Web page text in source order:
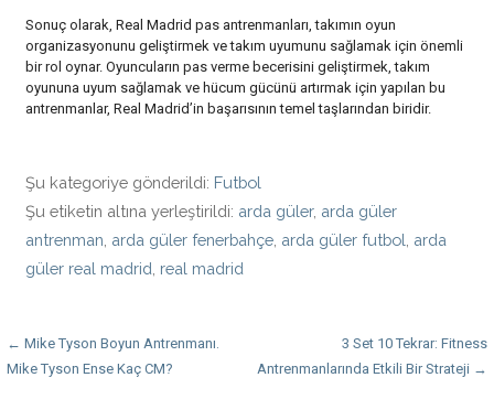
Sonuç olarak, Real Madrid pas antrenmanları, takımın oyun
organizasyonunu geliştirmek ve takım uyumunu sağlamak için önemli
bir rol oynar. Oyuncuların pas verme becerisini geliştirmek, takım
oyununa uyum sağlamak ve hücum gücünü artırmak için yapılan bu
antrenmanlar, Real Madrid’in başarısının temel taşlarından biridir.
Şu kategoriye gönderildi: Futbol
Şu etiketin altına yerleştirildi: arda güler, arda güler
antrenman arda güler fenerbahçe arda güler futbol arda
güler real madrid real madrid
Yazı
dolaşımı
← Mike Tyson Boyun Antrenmanı.
Mike Tyson Ense Kaç CM?
3 Set 10 Tekrar: Fitness
Antrenmanlarında Etkili Bir Strateji →